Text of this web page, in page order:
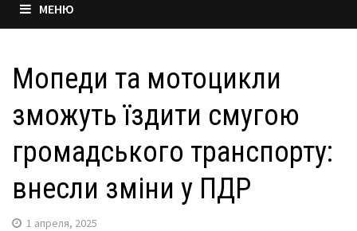
МЕНЮ
Мопеди та мотоцикли
зможуть їздити смугою
громадського транспорту:
внесли зміни у ПДР
1 апреля, 2025